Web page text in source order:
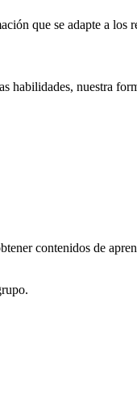
que se adapte a los
habilidades, nuestra
contenidos de